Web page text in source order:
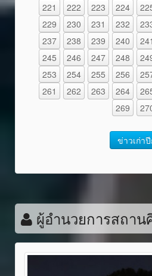
221
222 223 224
229
230 231 232
237
238 239 240 241
245
246 247 248
253
254 255 256
261
262 263 264
269
ข่าวเก่า
ผู้อำนวยการสถาน